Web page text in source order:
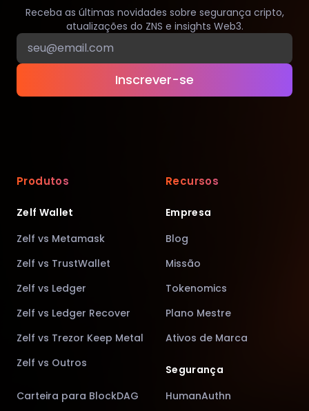
Receba as últimas novidades sobre segurança cripto,
atualizações do ZNS e insights Web3.
Inscrever-se
Produtos
Zelf Wallet
Zelf vs Metamask
Zelf vs TrustWallet
Zelf vs Ledger
Zelf vs Ledger Recover
Zelf vs Trezor Keep Metal
Zelf vs Outros
Carteira para BlockDAG
Recursos
Empresa
Blog
Missão
Tokenomics
Plano Mestre
Ativos de Marca
Segurança
HumanAuthn